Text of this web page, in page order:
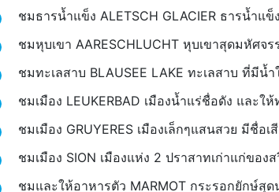
ชมธารน้ำแข็ง ALETSCH GLACIER ธารน้ำแ
ชมหุบเขา AARESCHLUCHT หุบเขาสุดมหัศจ
ชมทะเลสาบ BLAUSEE LAKE ทะเลสาบ ที่มีน้
ชมเมือง LEUKERBAD เมืองน้ำแร่ชื่อดัง และใ
ชมเมือง GRUYERES เมืองเล็กๆแสนสวย มีชื่อเ
ชมเมือง SION เมืองแห่ง 2 ปราสาทเก่าแก่ของ
ชมและให้อาหารตัว MARMOT กระรอกยักษ์สุด